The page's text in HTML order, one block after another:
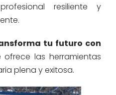
resiliente y
tu futuro con
ofrece las herramientas
plena y exitosa.